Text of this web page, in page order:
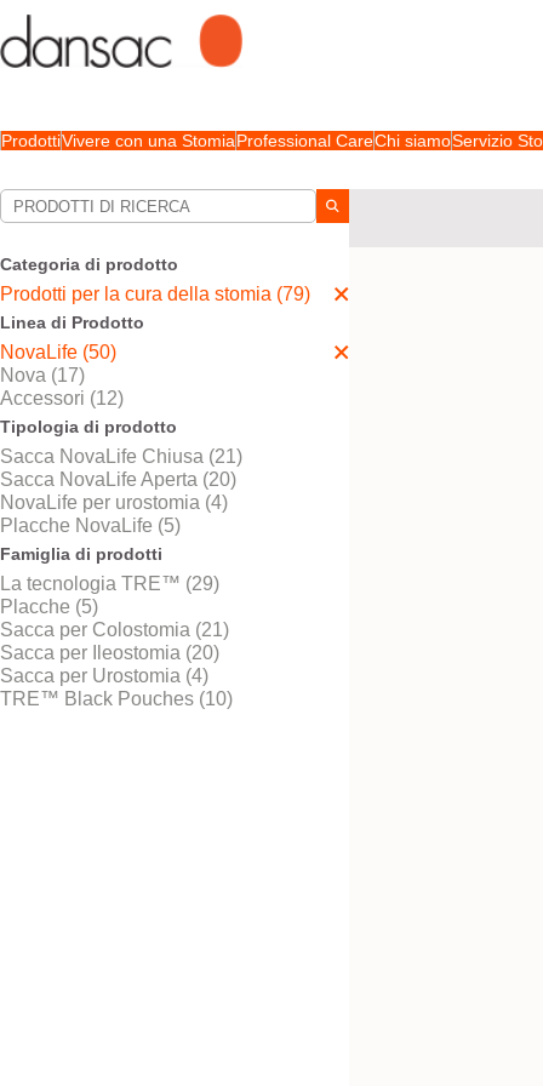
ProdottiVivere con una StomiaProfessional CareChi siamoServizio
Categoria di prodotto
Prodotti per la cura della stomia (79)
Linea di Prodotto
NovaLife (50)
Nova (17)
Accessori (12)
Tipologia di prodotto
Sacca NovaLife Chiusa (21)
Sacca NovaLife Aperta (20)
NovaLife per urostomia (4)
Placche NovaLife (5)
Famiglia di prodotti
La tecnologia TRE™ (29)
Placche (5)
Sacca per Colostomia (21)
Sacca per Ileostomia (20)
Sacca per Urostomia (4)
TRE™ Black Pouches (10)